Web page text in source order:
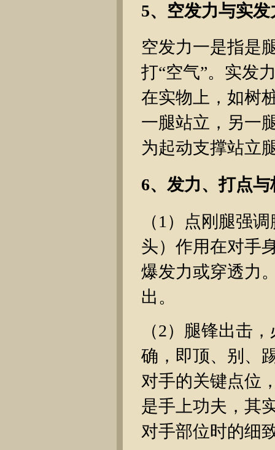
5、空发力与实发
空发力一是指是
打“空气”。实发
在实物上，如树
一腿站立，另一
为起动支撑站立
6、发力、打点
（1）点刚腿强
头）作用在对手
爆发力或穿透力
出。
（2）腿锋出击
确，即顶、别、
对手的关键点位
是手上功夫，其
对手部位时的细